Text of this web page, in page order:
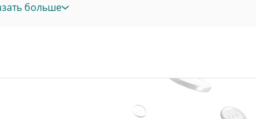
Исторический мин.
назад)
больше